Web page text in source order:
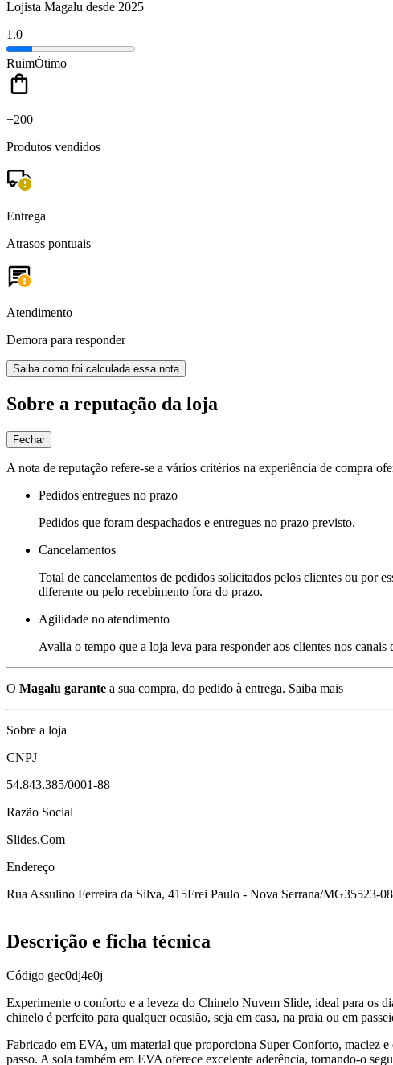
Lojista Magalu desde 2025
1.0
RuimÓtimo
+200
Produtos vendidos
Entrega
Atrasos pontuais
Atendimento
Demora para responder
Saiba como foi calculada essa nota
Sobre a reputação da loja
Fechar
A nota de reputação refere-se a vários critérios na experiência de compra
Pedidos entregues no prazo
Pedidos que foram despachados e entregues no prazo previsto.
Cancelamentos
Total de cancelamentos de pedidos solicitados pelos clientes ou por
diferente ou pelo recebimento fora do prazo.
Agilidade no atendimento
Avalia o tempo que a loja leva para responder aos clientes nos
O Magalu garante a sua compra, do pedido à entrega. Saiba mais
Sobre a loja
CNPJ
54.843.385/0001-88
Razão Social
Slides.Com
Endereço
Rua Assulino Ferreira da Silva, 415Frei Paulo - Nova Serrana/MG35523-
Descrição e ficha técnica
Código gec0dj4e0j
Experimente o conforto e a leveza do Chinelo Nuvem Slide, ideal para os
chinelo é perfeito para qualquer ocasião, seja em casa, na praia ou em
Fabricado em EVA, um material que proporciona Super Conforto, maciez
passo. A sola também em EVA oferece excelente aderência, tornando-o